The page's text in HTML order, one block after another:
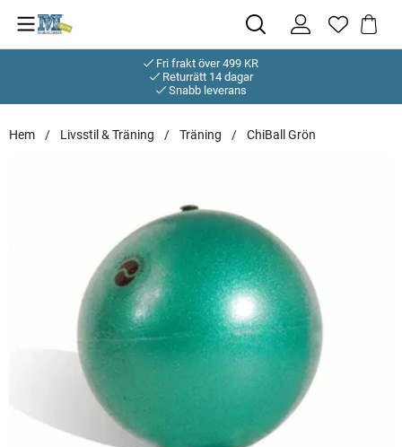
Fri frakt över 499 KR
Returrätt 14 dagar
Snabb leverans
Hem Livsstil & Träning Träning ChiBall Grön